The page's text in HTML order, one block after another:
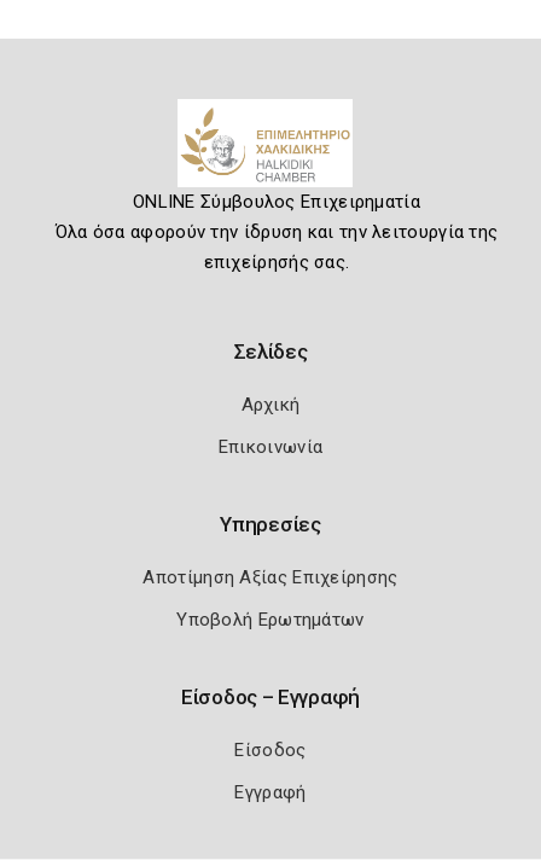
ONLINE Σύμβουλος Επιχειρηματία
Όλα όσα αφορούν την ίδρυση και την λειτουργία της
επιχείρησής σας.
Σελίδες
Αρχική
Επικοινωνία
Υπηρεσίες
Αποτίμηση Αξίας Επιχείρησης
Υποβολή Ερωτημάτων
Είσοδος – Εγγραφή
Είσοδος
Εγγραφή